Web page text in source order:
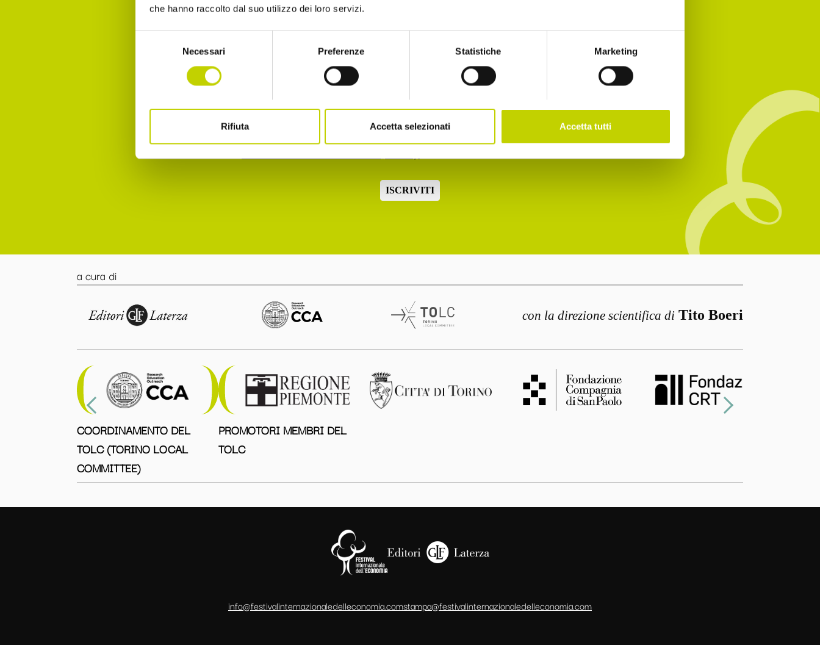
che hanno raccolto dal suo utilizzo dei loro servizi.
Necessari Preferenze Statistiche Marketing
Rifiuta Accetta selezionati Accetta tutti
Dichiaro di avere più di 14 anni
Accetto di ricevere comunicazioni, come indicato nel
punto 2.b dell'informativa ex art. 13 Reg. UE 2016/679
Accetto la normativa sulla privacy
ISCRIVITI
a cura di
con la direzione scientifica di Tito Boeri
COORDINAMENTO DEL
TOLC (TORINO LOCAL
COMMITTEE)
PROMOTORI MEMBRI DEL
TOLC
info@festivalinternazionaledelleconomia.comstampa@festivalinternazionaledelleconomia.com